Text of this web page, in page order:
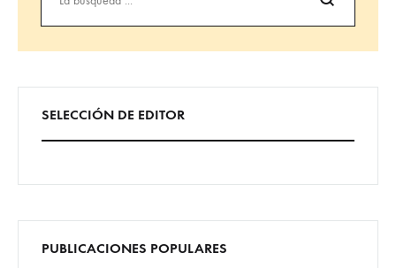
Búsqueda
SELECCIÓN DE EDITOR
PUBLICACIONES POPULARES